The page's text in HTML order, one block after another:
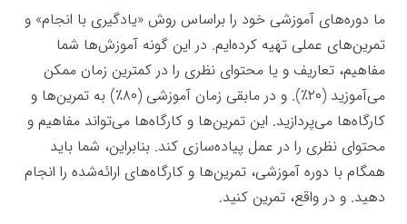
ما دوره‌های آموزشی خود را براساس روش «یادگیری با انجام» و
تمرین‌های عملی تهیه کرده‌ایم. در این گونه آموزش‌ها شما
مفاهیم، تعاریف و یا محتوای نظری را در کمترین زمان ممکن
می‌آموزید (۲۰٪). و در مابقی زمان آموزشی (۸۰٪) به تمرین‌ها و
کارگاه‌ها می‌پردازید. این تمرین‌ها و کارگاه‌ها می‌تواند مفاهیم و
محتوای نظری را در عمل پیاده‌سازی کند. بنابراین، شما باید
همگام با دوره آموزشی، تمرین‌ها و کارگاه‌های ارائه‌شده را انجام
دهید. و در واقع، تمرین کنید.